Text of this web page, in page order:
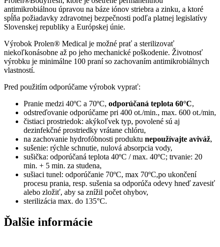
antimikrobiálnou úpravou na báze iónov striebra a zinku, a ktoré
spĺňa požiadavky zdravotnej bezpečnosti podľa platnej legislatívy
Slovenskej republiky a Európskej únie.
Výrobok Prolen® Medical je možné prať a sterilizovať
niekoľkonásobne až po jeho mechanické poškodenie. Životnosť
výrobku je minimálne 100 praní so zachovaním antimikrobiálnych
vlastností.
Pred použitím odporúčame výrobok vyprať:
Pranie medzi 40ºC a 70ºC, odporúčaná teplota 60°C,
odstreďovanie odporúčame pri 400 ot./min., max. 600 ot./min,
čistiaci prostriedok: akýkoľvek typ, povolené sú aj
dezinfekčné prostriedky vrátane chlóru,
na zachovanie hydrofóbnosti produktu nepoužívajte aviváž,
sušenie: rýchle schnutie, nulová absorpcia vody,
sušička: odporúčaná teplota 40ºC / max. 40ºC; trvanie: 20
min. + 5 min. za studena,
sušiaci tunel: odporúčanie 70ºC, max 70ºC,po ukončení
procesu prania, resp. sušenia sa odporúča odevy hneď zavesiť
alebo zložiť, aby sa znížil počet ohybov,
sterilizácia max. do 135°C.
Ďalšie informácie